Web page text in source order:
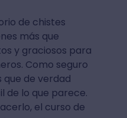
de chistes
más que
y graciosos para
Como seguro
de verdad
de lo que parece.
el curso de